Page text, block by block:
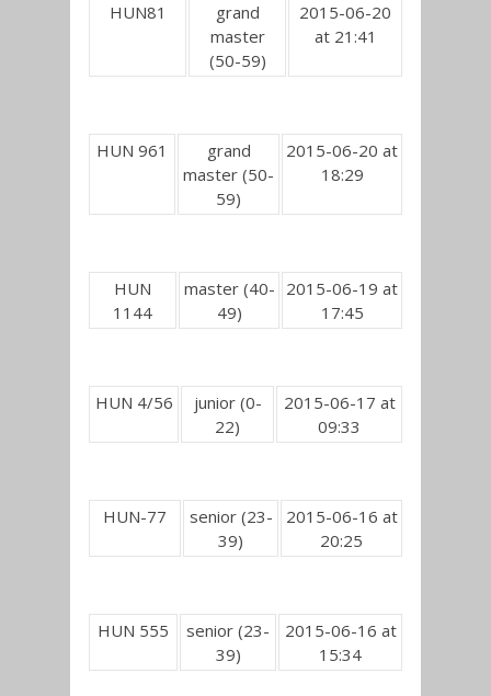
HUN81
grand
master
(50-59)
2015-06-20
at 21:41
HUN 961
grand
master (50-
59)
2015-06-20 at
18:29
HUN
1144
master (40-
49)
2015-06-19 at
17:45
HUN 4/56
junior (0-
22)
2015-06-17 at
09:33
HUN-77
senior (23-
39)
2015-06-16 at
20:25
HUN 555
senior (23-
39)
2015-06-16 at
15:34